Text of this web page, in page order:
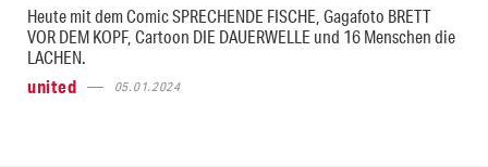
Heute mit dem Comic SPRECHENDE FISCHE, Gagafoto BRETT
VOR DEM KOPF, Cartoon DIE DAUERWELLE und 16 Menschen die
LACHEN.
united
05.01.2024